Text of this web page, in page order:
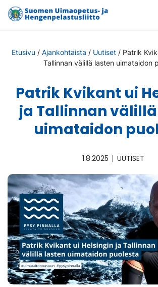
Etusivu / Ajankohtaista / Uutiset/ Patrik
Tallinnan välillä lasten uimataidon
Patrik Kvikant ui
ja Tallinnan
uimataidon
1.8.2025 UUTISET